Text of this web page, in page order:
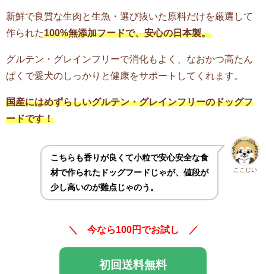
新鮮で良質な生肉と生魚・選び抜いた原料だけを厳選して
作られた100%無添加フードで、安心の日本製。
グルテン・グレインフリーで消化もよく、なおかつ高たん
ぱくで愛犬のしっかりと健康をサポートしてくれます。
国産にはめずらしいグルテン・グレインフリーのドッグフ
ードです！
ここじい
こちらも香りが良くて小粒で安心安全な食
材で作られたドッグフードじゃが、値段が
少し高いのが難点じゃのう。
＼ 今なら100円でお試し ／
初回送料無料